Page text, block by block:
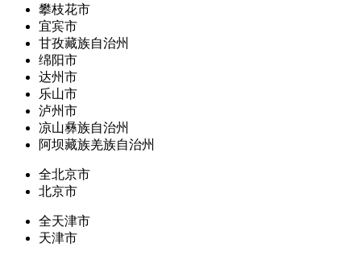
攀枝花市
宜宾市
甘孜藏族自治州
绵阳市
达州市
乐山市
泸州市
凉山彝族自治州
阿坝藏族羌族自治州
全北京市
北京市
全天津市
天津市